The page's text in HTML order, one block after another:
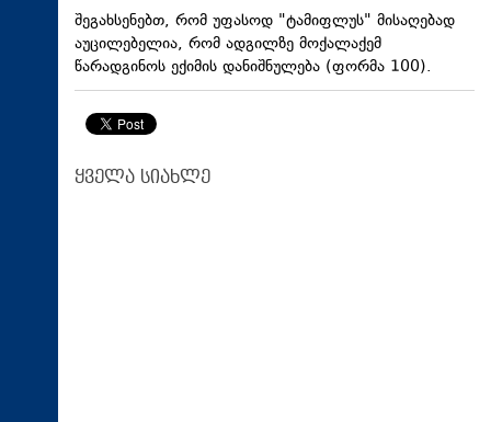
შეგახსენებთ, რომ უფასოდ "ტამიფლუს" მისაღებად
აუცილებელია, რომ ადგილზე მოქალაქემ
წარადგინოს ექიმის დანიშნულება (ფორმა 100).
ყველა სიახლე